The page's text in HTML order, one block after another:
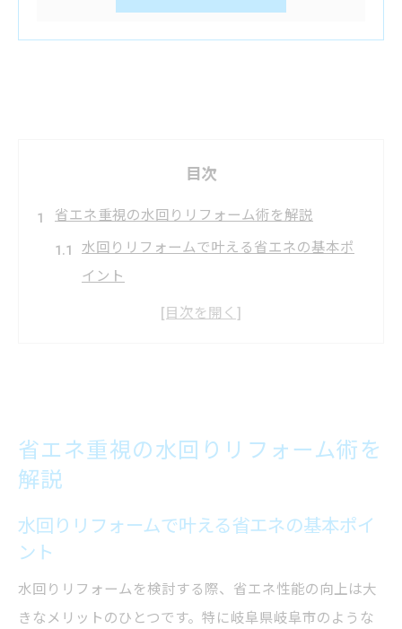
目次
省エネ重視の水回りリフォーム術を解説
水回りリフォームで叶える省エネの基本ポ
イント
最新設備を活用した水回りリフォーム術の
水回りリフォームで冬の快適性を高める方
冬も安心な給湯器交換のすすめ
の秘訣
給湯器交換で得られる水回りリフォームの
省エネ重視の水回りリフォーム術を
解説
水回りリフォームで叶える省エネの基本ポイ
ント
水回りリフォームを検討する際、省エネ性能の向上は大
きなメリットのひとつです。特に岐阜県岐阜市のような